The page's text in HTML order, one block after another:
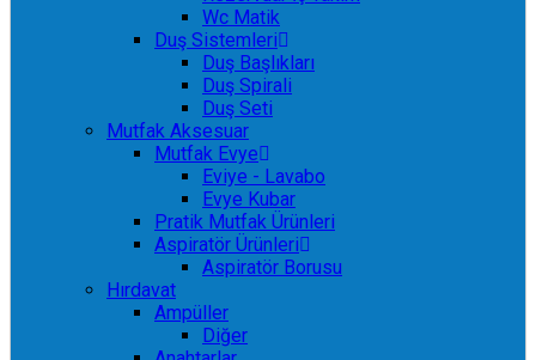
Wc Matik
Duş Sistemleri
Duş Başlıkları
Duş Spirali
Duş Seti
Mutfak Aksesuar
Mutfak Evye
Eviye - Lavabo
Evye Kubar
Pratik Mutfak Ürünleri
Aspiratör Ürünleri
Aspiratör Borusu
Hırdavat
Ampüller
Diğer